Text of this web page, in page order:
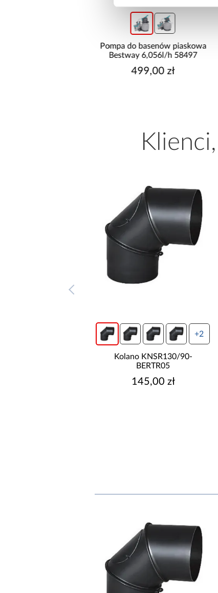
Pompa do basenów piaskowa
Bestway 6,056l/h 58497
499,00 zł
+2
Kolano KNSR130/90-
BERTR05
145,00 zł